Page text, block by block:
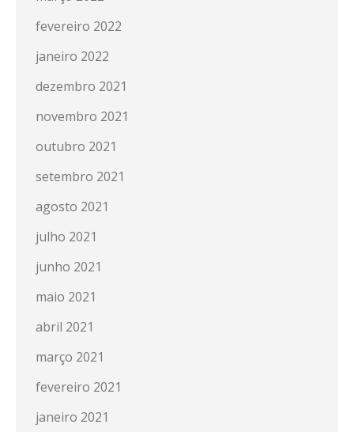
fevereiro 2022
janeiro 2022
dezembro 2021
novembro 2021
outubro 2021
setembro 2021
agosto 2021
julho 2021
junho 2021
maio 2021
abril 2021
março 2021
fevereiro 2021
janeiro 2021